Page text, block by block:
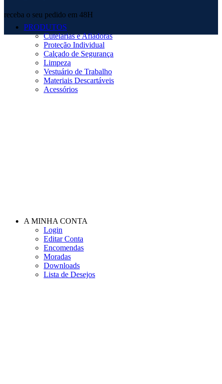
receba o seu pedido em 48H
PRODUTOS
Cutelarias e Afiadoras
Proteção Individual
Calçado de Segurança
Limpeza
Vestuário de Trabalho
Materiais Descartáveis
Acessórios
A MINHA CONTA
Login
Editar Conta
Encomendas
Moradas
Downloads
Lista de Desejos